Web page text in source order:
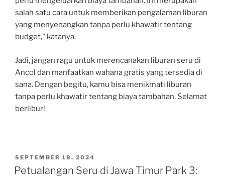
salah satu cara untuk memberikan pengalaman liburan
yang menyenangkan tanpa perlu khawatir tentang
budget,” katanya.
Jadi, jangan ragu untuk merencanakan liburan seru di
Ancol dan manfaatkan wahana gratis yang tersedia di
sana. Dengan begitu, kamu bisa menikmati liburan
tanpa perlu khawatir tentang biaya tambahan. Selamat
berlibur!
POSTED
ON
SEPTEMBER 18, 2024
Petualangan Seru di Jawa Timur Park 3: